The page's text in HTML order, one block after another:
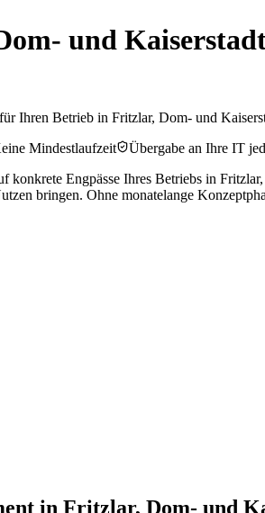
und
Ihren Betrieb in Fritzlar, Dom- und
Mindestlaufzeit
Übergabe an Ihre IT
konkrete Engpässe Ihres Betriebs in
bringen. Ohne monatelange
in Fritzlar, Dom- und